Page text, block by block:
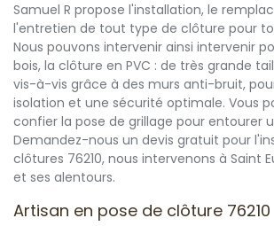
Samuel R propose l'installation, le
l'entretien de tout type de clôture pour
Nous pouvons intervenir ainsi intervenir
bois, la clôture en PVC : de très grande
vis-à-vis grâce à des murs anti-bruit,
isolation et une sécurité optimale. Vous
confier la pose de grillage pour entourer
Demandez-nous un devis gratuit pour
clôtures 76210, nous intervenons à Saint
et ses alentours.
Artisan en pose de clôture 76210